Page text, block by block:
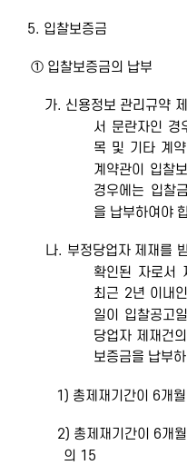
5. 입찰보증금
① 입찰보증금의 납부
가. 신용정보 관리규약 제
서 문란자인 경
목 및 기타 계
계약관이 입찰
경우에는 입찰
을 납부하여야
나. 부정당업자 제재를 받
확인된 자로서
최근 2년 이내
일이 입찰공고
당업자 제재건
보증금을 납부
1) 총제재기간이 6개월
2) 총제재기간이 6개월
의 15